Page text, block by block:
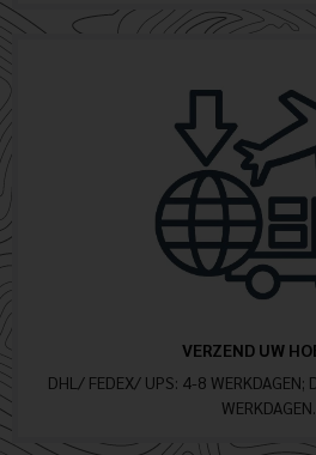
VERZEND UW
DHL/ FEDEX/ UPS: 4-8 WERKDAGEN;
WERKDAGEN.